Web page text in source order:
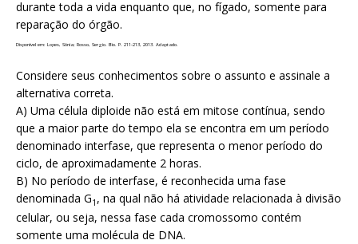
durante toda a vida enquanto que, no fígado, somente para
reparação do órgão.
Disponível em: Lopes, Sônia; Rosso, Sergio. Bio. P. 211-213, 2013. Adaptado.
Considere seus conhecimentos sobre o assunto e assinale a
alternativa correta.
A) Uma célula diploide não está em mitose contínua, sendo
que a maior parte do tempo ela se encontra em um período
denominado interfase, que representa o menor período do
ciclo, de aproximadamente 2 horas.
B) No período de interfase, é reconhecida uma fase
denominada G1 , na qual não há atividade relacionada à divisão
celular, ou seja, nessa fase cada cromossomo contém
somente uma molécula de DNA.